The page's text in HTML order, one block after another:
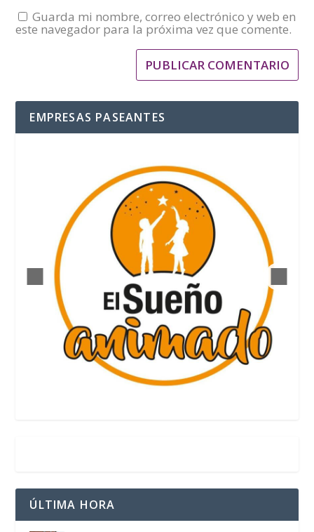
Guarda mi nombre, correo electrónico y web en
este navegador para la próxima vez que comente.
EMPRESAS PASEANTES
ÚLTIMA HORA